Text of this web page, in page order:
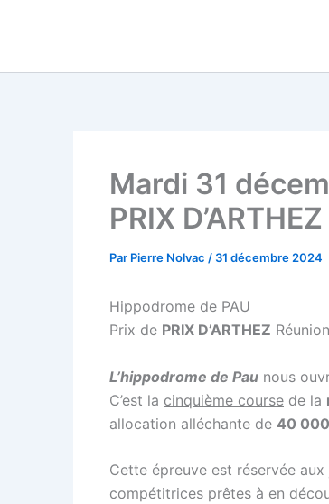
Mardi 31
PRIX D’ARTHEZ
Par Pierre Nolvac / 31 décembre 2024
Hippodrome de PAU
Prix de PRIX D’ARTHEZ
L’hippodrome de Pau nous
C’est la cinquième course de la
allocation alléchante de 40
Cette épreuve est réservée aux
compétitrices prêtes à en